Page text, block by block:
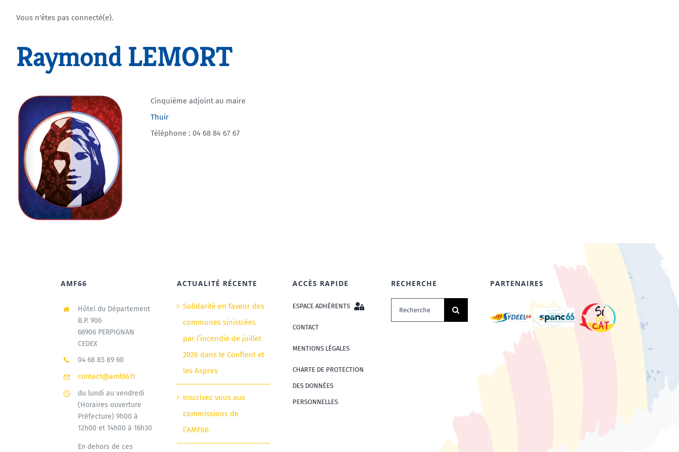
Vous n'êtes pas connecté(e).
Raymond LEMORT
Cinquième adjoint au maire
Thuir
Téléphone : 04 68 84 67 67
AMF66
Hôtel du Département
B.P. 906
66906 PERPIGNAN
CEDEX
04 68 85 89 60
contact@amf66.fr
du lundi au vendredi
(Horaires ouverture
Préfecture) 9h00 à
12h00 et 14h00 à 16h30
En dehors de ces
ACTUALITÉ RÉCENTE
Solidarité en faveur des
communes sinistrées
par l’incendie de juillet
2026 dans le Conflent et
les Aspres
Inscrivez vous aux
commissions de
l’AMF66
ACCÈS RAPIDE
ESPACE ADHÉRENTS
CONTACT
MENTIONS LÉGALES
CHARTE DE PROTECTION
DES DONNÉES
PERSONNELLES
RECHERCHE
Rechercher:
PARTENAIRES